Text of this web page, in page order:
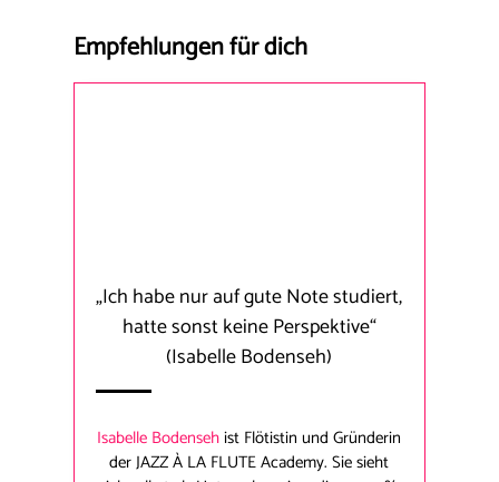
Empfehlungen für dich
„Ich habe nur auf gute Note studiert,
hatte sonst keine Perspektive“
(Isabelle Bodenseh)
Isabelle Bodensehist Flötistin und Gründerin
der JAZZ À LA FLUTE Academy. Sie sieht